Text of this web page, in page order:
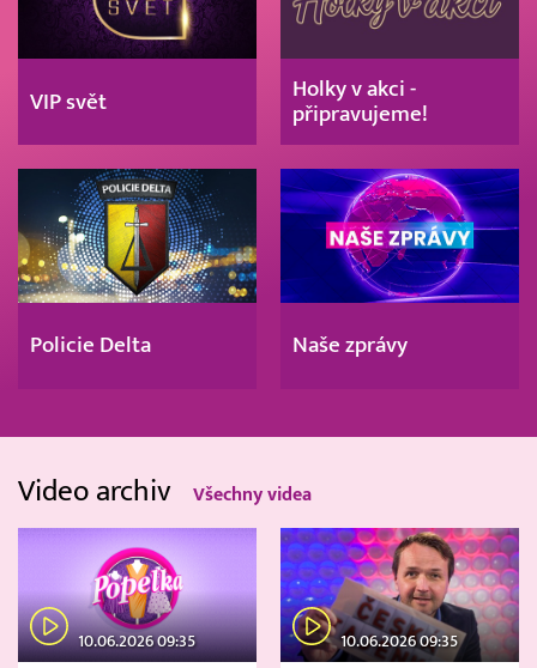
VIP svět
Holky v akci -
připravujeme!
Policie Delta Naše zprávy
Video archiv Všechny videa
10.06.2026 09:35 10.06.2026 09:35